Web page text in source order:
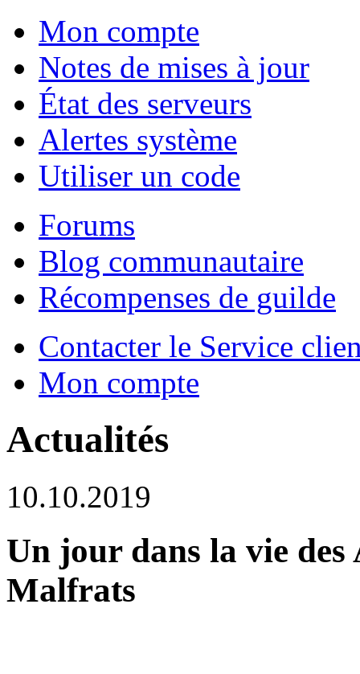
Mon compte
Notes de mises à jour
État des serveurs
Alertes système
Utiliser un code
Forums
Blog communautaire
Récompenses de guilde
Contacter le Service
Mon compte
Actualités
10.10.2019
Un jour dans la vie des
Malfrats